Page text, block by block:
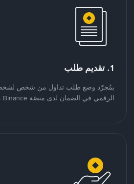
1. تقديم طلب
بمُجرّد وضع طلب تداول من شخص
الرقمي في الضمان لدى منصّة Binance من شخص لشخص.